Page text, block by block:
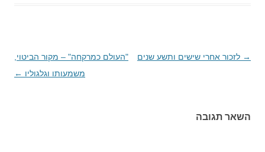
ניווט
→ לזכור אחרי שישים ותשע שנים
"העולם כמרקחה" – מקור הביטוי,
משמעותו וגלגוליו ←
השאר תגובה